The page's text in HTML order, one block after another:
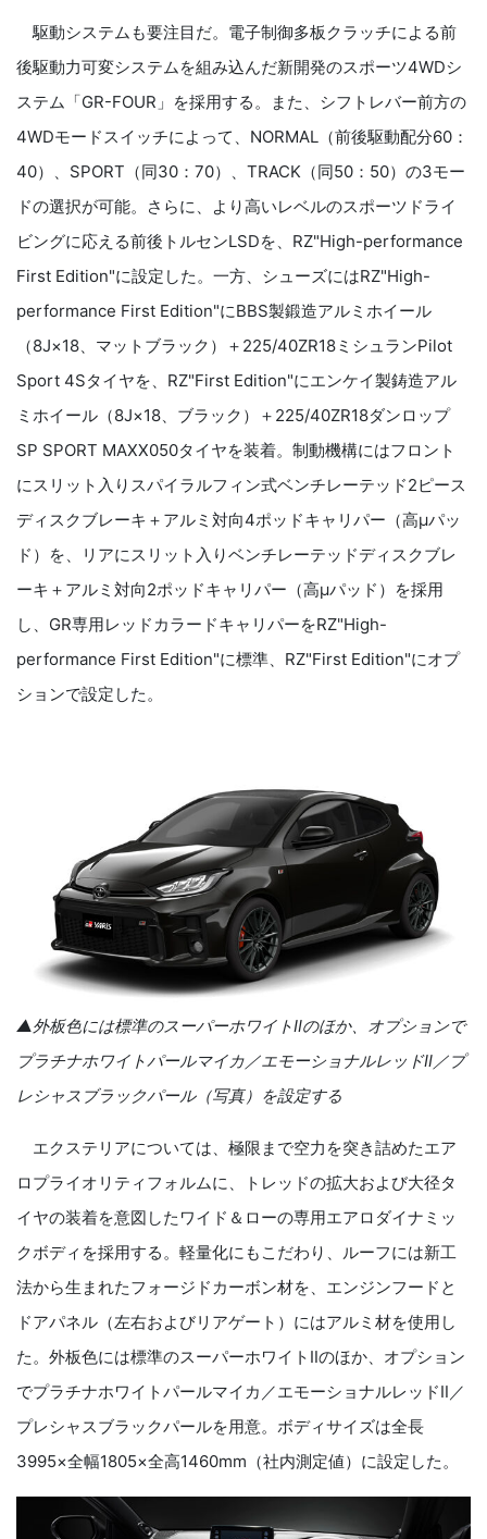
駆動システムも要注目だ。電子制御多板クラッチによる前
後駆動力可変システムを組み込んだ新開発のスポーツ4WDシ
ステム「GR-FOUR 」を採用する。また、シフトレバー前方の
4WDモードスイッチによって、 NORMAL （前後駆動配分60 ：
40）、 SPORT （同30 ： 70）、 TRACK （同50 ： 50）の3モー
ドの選択が可能。さらに、より高いレベルのスポーツドライ
ビングに応える前後トルセンLSDを、 RZ"High-performance
First Edition"に設定した。一方、シューズにはRZ"High-
performance First Edition"にBBS製鍛造アルミホイール
（8J×18 、マットブラック）＋ 225/40ZR18ミシュランPilot
Sport 4Sタイヤを、 RZ"First Edition"にエンケイ製鋳造アル
ミホイール（8J×18 、ブラック）＋ 225/40ZR18ダンロップ
SP SPORT MAXX050タイヤを装着。制動機構にはフロント
にスリット入りスパイラルフィン式ベンチレーテッド2ピース
ディスクブレーキ＋アルミ対向4ポッドキャリパー（高μパッ
ド）を、リアにスリット入りベンチレーテッドディスクブレ
ーキ＋アルミ対向2ポッドキャリパー（高μパッド）を採用
し、 GR専用レッドカラードキャリパーをRZ"High-
performance First Edition"に標準、 RZ"First Edition"にオプ
ションで設定した。
▲外板色には標準のスーパーホワイトⅡのほか、オプションで
プラチナホワイトパールマイカ／エモーショナルレッドⅡ／プ
レシャスブラックパール（写真）を設定する
エクステリアについては、極限まで空力を突き詰めたエア
ロプライオリティフォルムに、トレッドの拡大および大径タ
イヤの装着を意図したワイド＆ローの専用エアロダイナミッ
クボディを採用する。軽量化にもこだわり、ルーフには新工
法から生まれたフォージドカーボン材を、エンジンフードと
ドアパネル（左右およびリアゲート）にはアルミ材を使用し
た。外板色には標準のスーパーホワイトⅡのほか、オプション
でプラチナホワイトパールマイカ／エモーショナルレッドⅡ／
プレシャスブラックパールを用意。ボディサイズは全長
3995×全幅1805×全高1460mm （社内測定値）に設定した。